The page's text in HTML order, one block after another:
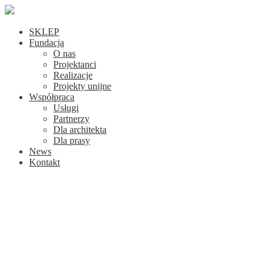
SKLEP
Fundacja
O nas
Projektanci
Realizacje
Projekty unijne
Współpraca
Usługi
Partnerzy
Dla architekta
Dla prasy
News
Kontakt